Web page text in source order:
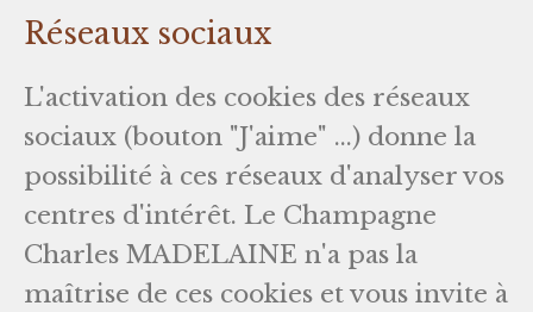
Réseaux sociaux
L'activation des cookies des réseaux
sociaux (bouton "J'aime" ...) donne la
possibilité à ces réseaux d'analyser vos
centres d'intérêt. Le Champagne
Charles MADELAINE n'a pas la
maîtrise de ces cookies et vous invite à